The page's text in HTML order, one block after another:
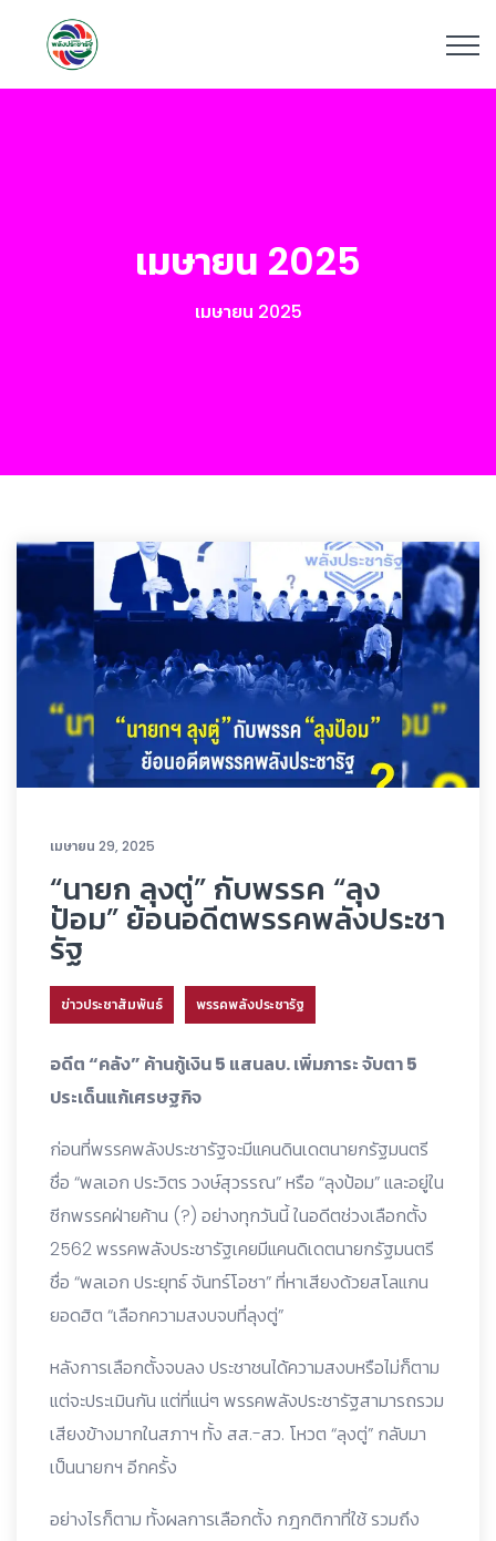
เมษายน 2025
เมษายน 2025
เมษายน 29, 2025
“นายก ลุงตู่” กับพรรค “ลุง
ป้อม” ย้อนอดีตพรรคพลังประชา
รัฐ
ข่าวประชาสัมพันธ์ พรรคพลังประชารัฐ
อดีต “คลัง” ค้านกู้เงิน 5 แสนลบ. เพิ่มภาระ จับตา 5
ประเด็นแก้เศรษฐกิจ
ก่อนที่พรรคพลังประชารัฐจะมีแคนดินเดตนายกรัฐมนตรี
ชื่อ “พลเอก ประวิตร วงษ์สุวรรณ” หรือ “ลุงป้อม” และอยู่ใน
ซีกพรรคฝ่ายค้าน (?) อย่างทุกวันนี้ ในอดีตช่วงเลือกตั้ง
2562 พรรคพลังประชารัฐเคยมีแคนดิเดตนายกรัฐมนตรี
ชื่อ “พลเอก ประยุทธ์ จันทร์โอชา” ที่หาเสียงด้วยสโลแกน
ยอดฮิต “เลือกความสงบจบที่ลุงตู่”
หลังการเลือกตั้งจบลง ประชาชนได้ความสงบหรือไม่ก็ตาม
แต่จะประเมินกัน แต่ที่แน่ๆ พรรคพลังประชารัฐสามารถรวม
เสียงข้างมากในสภาฯ ทั้ง สส.-สว. โหวต “ลุงตู่” กลับมา
เป็นนายกฯ อีกครั้ง
อย่างไรก็ตาม ทั้งผลการเลือกตั้ง กฎกติกาที่ใช้ รวมถึง